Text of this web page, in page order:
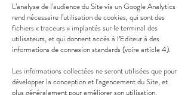
L’analyse de l’audience du Site via un Google Analytics
rend nécessaire l’utilisation de cookies, qui sont des
fichiers « traceurs » implantés sur le terminal des
utilisateurs, et qui donnent accès à l’Editeur à des
informations de connexion standards (voire article 4).
Les informations collectées ne seront utilisées que pour
développer la conception et l'agencement du Site, et
plus généralement pour améliorer son utilisation.